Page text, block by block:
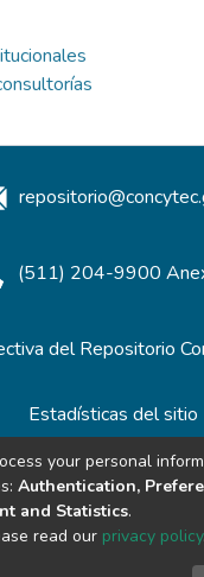
(511) 204-9900
del Repositorio
Estadísticas del sitio
Redes de Repositorios
your personal
Authentication,
and Statistics.
read our privacy policy.